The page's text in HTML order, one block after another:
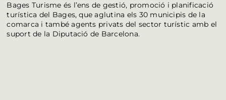
Bages Turisme és l’ens de gestió, promoció i planificació
turística del Bages, que aglutina els 30 municipis de la
comarca i també agents privats del sector turístic amb el
suport de la Diputació de Barcelona.